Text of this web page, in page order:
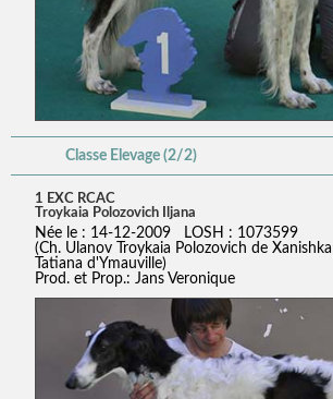
Classe Elevage (2/2)
1 EXC RCAC
Troykaia Polozovich Iljana
Née le : 14-12-2009 LOSH : 1073599
(Ch. Ulanov Troykaia Polozovich de
Tatiana d'Ymauville)
Prod. et Prop.: Jans Veronique